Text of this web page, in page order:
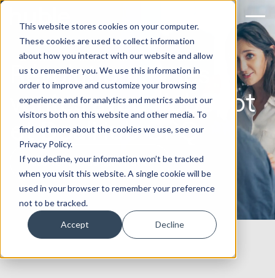
This website stores cookies on your computer.
These cookies are used to collect information
about how you interact with our website and allow
us to remember you. We use this information in
order to improve and customize your browsing
experience and for analytics and metrics about our
visitors both on this website and other media. To
find out more about the cookies we use, see our
Privacy Policy.
If you decline, your information won’t be tracked
when you visit this website. A single cookie will be
used in your browser to remember your preference
not to be tracked.
Accept Decline
Révolutionner les
ventes avec HubSpot
et DealHub CPQ
Réserver une démonstration